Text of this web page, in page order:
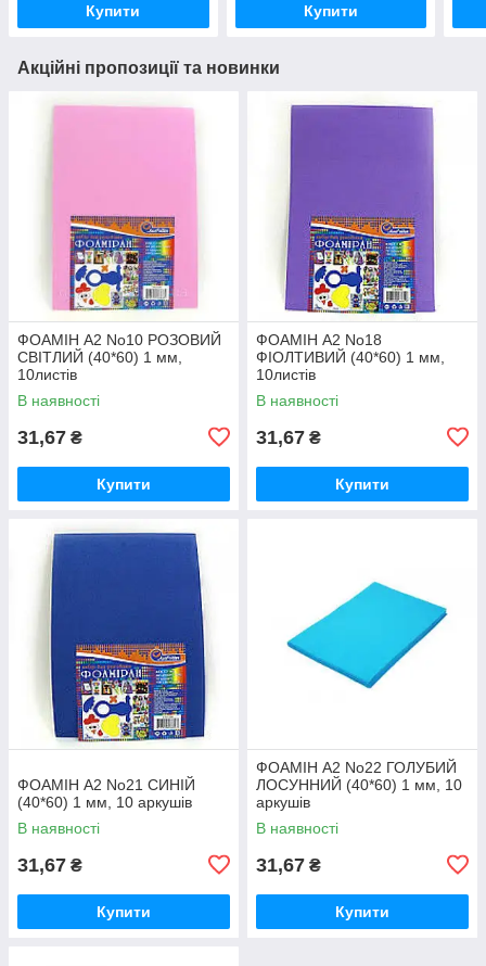
Купити Купити
Акційні пропозиції та новинки
ФОАМІН А2 No10 РОЗОВИЙ
СВІТЛИЙ (40*60) 1 мм,
10листів
В наявності
31,67 ₴
Купити
ФОАМІН А2 No18
ФІОЛТИВИЙ (40*60) 1 мм,
10листів
В наявності
31,67 ₴
Купити
ФОАМІН А2 No21 СИНІЙ
(40*60) 1 мм, 10 аркушів
В наявності
31,67 ₴
Купити
ФОАМІН А2 No22 ГОЛУБИЙ
ЛОСУННИЙ (40*60) 1 мм, 10
аркушів
В наявності
31,67 ₴
Купити